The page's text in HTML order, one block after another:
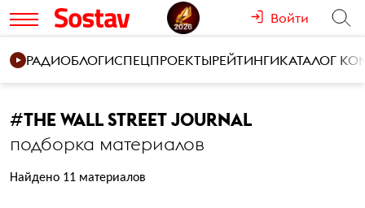
Войти
РАДИОБЛОГИСПЕЦПРОЕКТЫРЕЙТИНГИКАТАЛОГ
#THE WALL STREET JOURNAL
подборка материалов
Найдено 11 материалов